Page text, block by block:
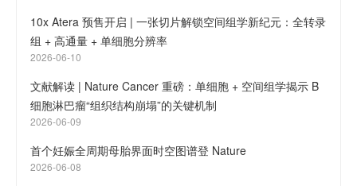
10x Atera 预售开启 | 一张切片解锁空间组学新纪元：全转录
组 + 高通量 + 单细胞分辨率
2026-06-10
文献解读 | Nature Cancer 重磅：单细胞 + 空间组学揭示 B
细胞淋巴瘤“组织结构崩塌”的关键机制
2026-06-09
首个妊娠全周期母胎界面时空图谱登 Nature
2026-06-08